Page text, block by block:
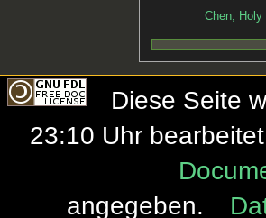
Chen, Holy
Diese Seite
23:10 Uhr
angegeben.